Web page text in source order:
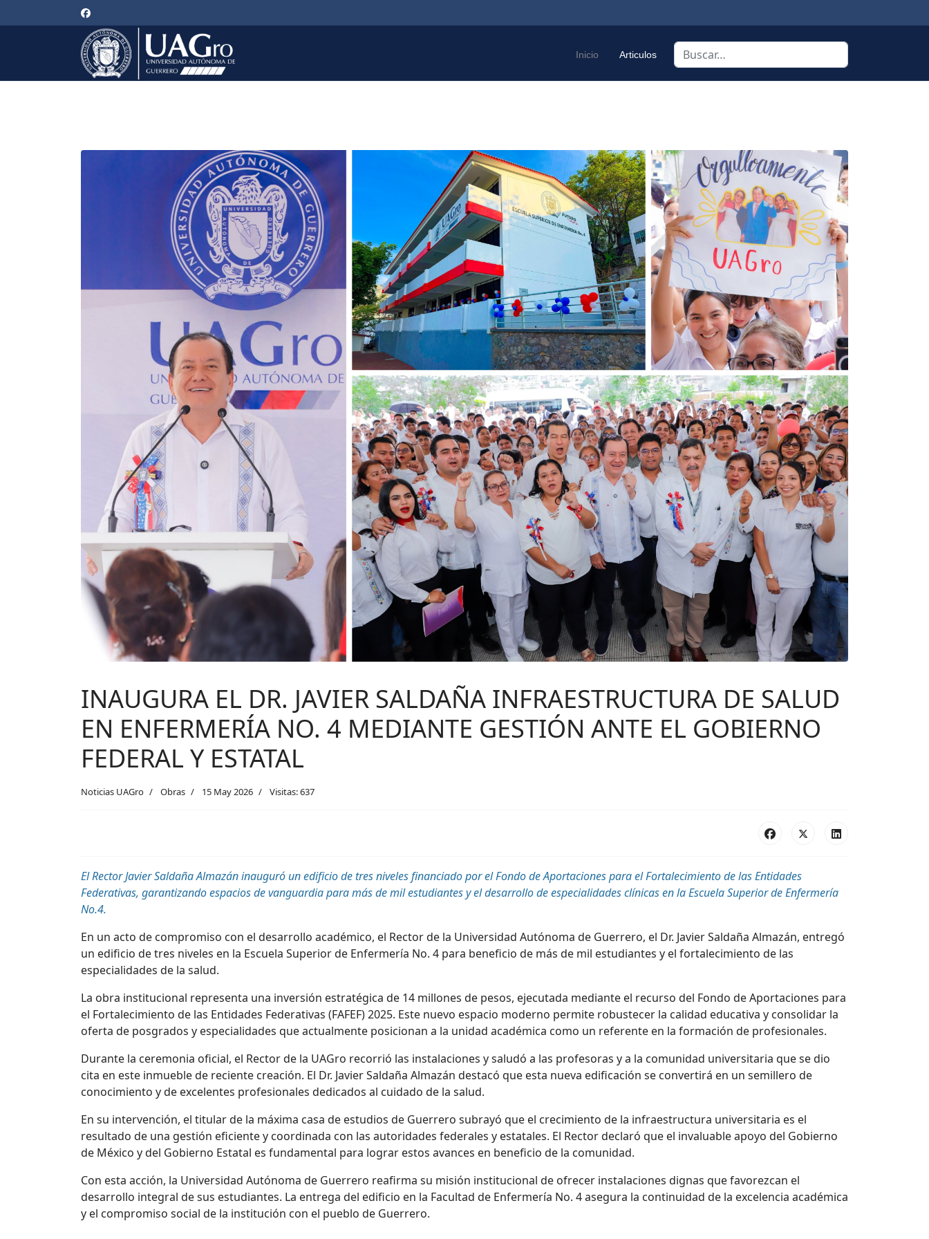
Inicio Articulos Buscar
INAUGURA EL DR. JAVIER SALDAÑA INFRAESTRUCTURA DE SALUD
EN ENFERMERÍA NO. 4 MEDIANTE GESTIÓN ANTE EL GOBIERNO
FEDERAL Y ESTATAL
Noticias UAGro Obras 15 May 2026 Visitas: 637
El Rector Javier Saldaña Almazán inauguró un edificio de tres niveles financiado por el Fondo de Aportaciones para el Fortalecimiento de las Entidades
Federativas, garantizando espacios de vanguardia para más de mil estudiantes y el desarrollo de especialidades clínicasen la Escuela Superior de Enfermería
No.4.
En un acto de compromiso con el desarrollo académico, el Rector de la Universidad Autónoma de Guerrero, el Dr. Javier Saldaña Almazán, entregó
un edificio de tres niveles en la Escuela Superiorde Enfermería No. 4 para beneficio de más de mil estudiantes y el fortalecimiento de las
especialidades de la salud.
La obra institucional representa una inversión estratégica de 14 millones de pesos, ejecutada mediante el recurso del Fondo de Aportaciones para
el Fortalecimiento de las Entidades Federativas (FAFEF) 2025. Este nuevo espacio moderno permite robustecer la calidad educativa y consolidar la
oferta de posgrados y especialidades que actualmente posicionan a la unidad académica como un referente en la formación de profesionales.
Durante la ceremonia oficial, el Rector de la UAGro recorrió las instalaciones y saludó a las profesoras y a la comunidad universitaria que se dio
cita en este inmueble de reciente creación. El Dr. Javier Saldaña Almazán destacó que esta nueva edificación se convertirá en un semillero de
conocimiento y de excelentes profesionales dedicados al cuidado de la salud.
En su intervención, el titular de la máxima casa de estudios de Guerrero subrayó que el crecimiento de la infraestructura universitaria es el
resultado de una gestión eficiente y coordinada con las autoridades federales y estatales. El Rector declaró que el invaluable apoyo del Gobierno
de México y del Gobierno Estatal es fundamental para lograr estos avances en beneficio de la comunidad.
Con esta acción, la Universidad Autónoma de Guerrero reafirma su misión institucional de ofrecer instalaciones dignas que favorezcan el
desarrollo integral de sus estudiantes. La entrega del edificio en la Facultad de Enfermería No. 4 asegura la continuidad de la excelencia académica
y el compromiso social de la institución con el pueblo de Guerrero.